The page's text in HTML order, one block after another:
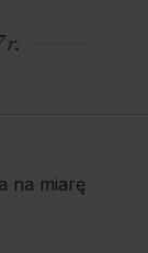
r.
na miarę